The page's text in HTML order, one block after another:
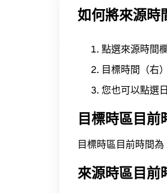
如何將來源時
點選來源時間
目標時間（右
您也可以點選
目標時區目前
目標時區目前時間
來源時區目前